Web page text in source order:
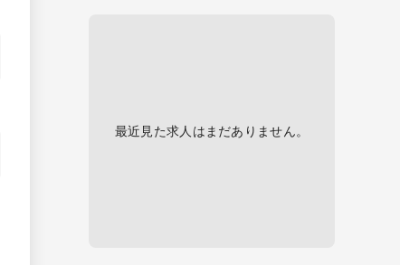
最近見た求人はまだありません。